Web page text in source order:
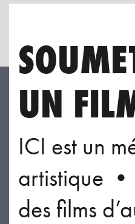
UN
ICI est un
artistique
des films